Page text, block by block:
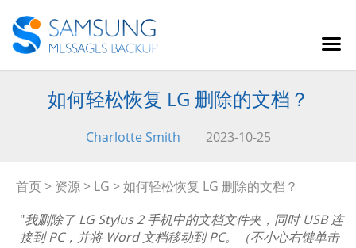
如何轻松恢复 LG 删除的文档？
Charlotte Smith 2023-10-25
首页 > 资源 > LG > 如何轻松恢复 LG 删除的文档？
"我删除了 LG Stylus 2 手机中的文档文件夹，同时 USB 连
接到 PC，并将 Word 文档移动到 PC。（不小心右键单击